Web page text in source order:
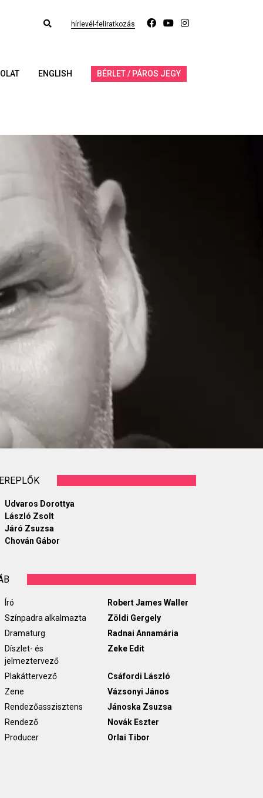
hírlevél-feliratkozás
ENGLISH BÉRLET / PÁROS JEGY
Udvaros Dorottya
László Zsolt
Járó Zsuzsa
Chován Gábor
Író
Robert James Waller
Színpadra alkalmazta
Zöldi Gergely
Dramaturg
Radnai Annamária
Díszlet- és
jelmeztervező
Zeke Edit
Plakáttervező
Csáfordi László
Zene
Vázsonyi János
Rendezőasszisztens
Jánoska Zsuzsa
Rendező
Novák Eszter
Producer
Orlai Tibor